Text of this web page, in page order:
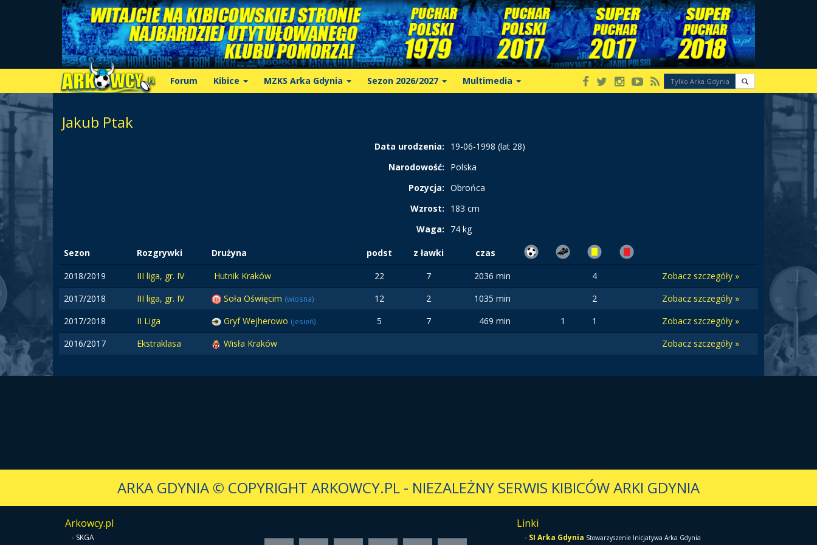
Forum Kibice MZKS Arka Gdynia Sezon 2026/2027 Multimedia
Jakub Ptak
Data urodzenia:
19-06-1998 (lat 28)
Narodowość:
Polska
Pozycja: Obrońca
Wzrost:
183 cm
Waga:
74 kg
Sezon Rozgrywki Drużyna podst z ławki
czas
2018/2019
III liga, gr. IV Hutnik Kraków 22 7 2036 min 4
Zobacz szczegóły »
2017/2018
III liga, gr. IV Soła Oświęcim (wiosna) 12 2 1035 min 2
Zobacz szczegóły »
2017/2018
II Liga Gryf Wejherowo (jesień) 5 7 469 min 1 1
Zobacz szczegóły »
2016/2017
Ekstraklasa Wisła Kraków Zobacz szczegóły »
ARKA GDYNIA© COPYRIGHT ARKOWCY.PL - NIEZALEŻNY SERWIS KIBICÓW ARKI GDYNIA
Arkowcy.pl
- SKGA
Linki
- SI Arka Gdynia Stowarzyszenie Inicjatywa Arka Gdynia